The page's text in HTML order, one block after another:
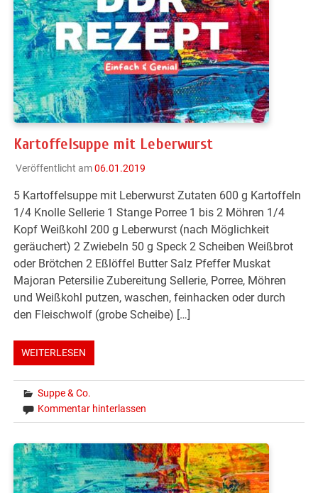
Kartoffelsuppe mit Leberwurst
Veröffentlicht am06.01.2019
5 Kartoffelsuppe mit Leberwurst Zutaten 600 g Kartoffeln
1/4 Knolle Sellerie 1 Stange Porree 1 bis 2 Möhren 1/4
Kopf Weißkohl 200 g Leberwurst (nach Möglichkeit
geräuchert) 2 Zwiebeln 50 g Speck 2 Scheiben Weißbrot
oder Brötchen 2 Eßlöffel Butter Salz Pfeffer Muskat
Majoran Petersilie Zubereitung Sellerie, Porree, Möhren
und Weißkohl putzen, waschen, feinhacken oder durch
den Fleischwolf (grobe Scheibe) […]
WEITERLESEN
Suppe & Co.
Kommentar hinterlassen